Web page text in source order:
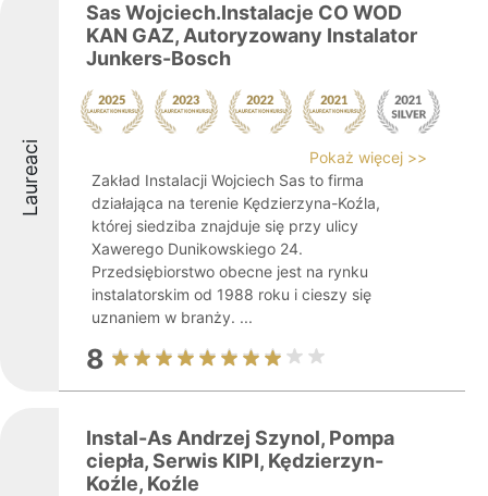
Laureaci
Sas Wojciech.Instalacje CO WOD
KAN GAZ, Autoryzowany Instalator
Junkers-Bosch
Pokaż więcej >>
Zakład Instalacji Wojciech Sas to firma
działająca na terenie Kędzierzyna-Koźla,
której siedziba znajduje się przy ulicy
Xawerego Dunikowskiego 24.
Przedsiębiorstwo obecne jest na rynku
instalatorskim od 1988 roku i cieszy się
uznaniem w branży. ...
8
Instal-As Andrzej Szynol, Pompa
ciepła, Serwis KIPI, Kędzierzyn-
Koźle, Koźle